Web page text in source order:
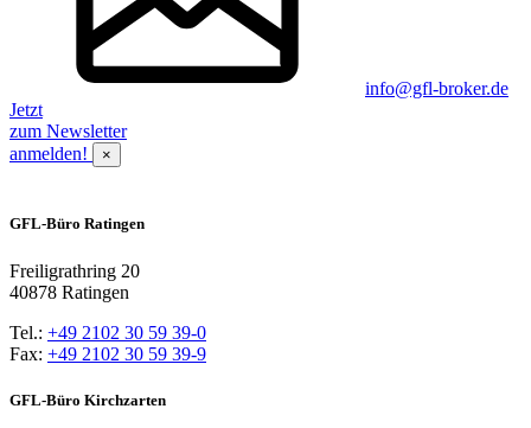
info@gfl-broker.de
Jetzt
zum Newsletter
anmelden!
×
GFL-Büro Ratingen
Freiligrathring 20
40878 Ratingen
Tel.: +49 2102 30 59 39-0
Fax: +49 2102 30 59 39-9
GFL-Büro Kirchzarten